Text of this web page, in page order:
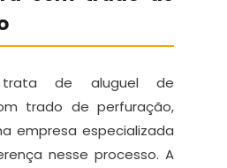
de aluguel de
trado de perfuração,
empresa especializada
nesse processo. A